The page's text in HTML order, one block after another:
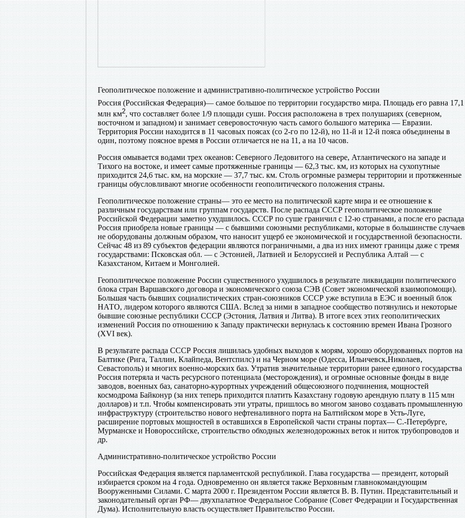
Геополитическое положение и административно-политическое устройство России
Россия (Российская Федерация)— самое большое по территории государство мира. Площадь его равна 17,1
млн км2, что составляет более 1/9 площади суши. Россия расположена в трех полушариях (северном,
восточном и западном) и занимает северовосточную часть самого большого материка — Евразии.
Территория России находится в 11 часовых поясах (со 2-го по 12-й), но 11-й и 12-й пояса объединены в
один, поэтому поясное время в России отличается не на 11, а на 10 часов.
Россия омывается водами трех океанов: Северного Ледовитого на севере, Атлантического на западе и
Тихого на востоке, и имеет самые протяженные границы — 62,3 тыс. км, из которых на сухопутные
приходится 24,6 тыс. км, на морские — 37,7 тыс. км. Столь огромные размеры территории и протяженные
границы обусловливают многие особенности геополитического положения страны.
Геополитическое положение страны— это ее место на политической карте мира и ее отношение к
различным государствам или группам государств. После распада СССР геополитическое положение
Российской Федерации заметно ухудшилось. СССР по суше граничил с 12-ю странами, а после его распада
Россия приобрела новые границы — с бывшими союзными республиками, которые в большинстве случаев
не оборудованы должным образом, что наносит ущерб ее экономической и государственной безопасности.
Сейчас 48 из 89 субъектов федерации являются пограничными, а два из них имеют границы даже с тремя
государствами: Псковская обл. — с Эстонией, Латвией и Белоруссией и Республика Алтай — с
Казахстаном, Китаем и Монголией.
Геополитическое положение России существенного ухудшилось в результате ликвидации политического
блока стран Варшавского договора и экономического союза СЭВ (Совет экономической взаимопомощи).
Большая часть бывших социалистических стран-союзников СССР уже вступила в ЕЭС и военный блок
НАТО, лидером которого являются США. Вслед за ними в западное сообщество потянулись и некоторые
бывшие союзные республики СССР (Эстония, Латвия и Литва). В итоге всех этих геополитических
изменений Россия по отношению к Западу практически вернулась к состоянию времен Ивана Грозного
(XVI век).
В результате распада СССР Россия лишилась удобных выходов к морям, хорошо оборудованных портов на
Балтике (Рига, Таллин, Клайпеда, Вентспилс) и на Черном море (Одесса, Ильичевск,Николаев,
Севастополь) и многих военно-морских баз. Утратив значительные территории ранее единого государства
Россия потеряла и часть ресурсного потенциала (месторождения), и огромные основные фонды в виде
заводов, военных баз, санаторно-курортных учреждений общесоюзного подчинения, мощностей
космодрома Байконур (за них теперь приходится платить Казахстану годовую арендную плату в 115 млн
долларов) и т.п. Чтобы компенсировать эти утраты, пришлось во многом заново создавать промышленную
инфраструктуру (строительство нового нефтеналивного порта на Балтийском море в Усть-Луге,
расширение портовых мощностей в оставшихся в Европейской части страны портах— С.-Петербурге,
Мурманске и Новороссийске, строительство обходных железнодорожных веток и ниток трубопроводов и
др.
Административно-политическое устройство России
Российская Федерация является парламентской республикой. Глава государства — президент, который
избирается сроком на 4 года. Одновременно он является также Верховным главнокомандующим
Вооруженными Силами. С марта 2000 г. Президентом России является В. В. Путин. Представительный и
законодательный орган РФ— двухпалатное Федеральное Собрание (Совет Федерации и Государственная
Дума). Исполнительную власть осуществляет Правительство России.